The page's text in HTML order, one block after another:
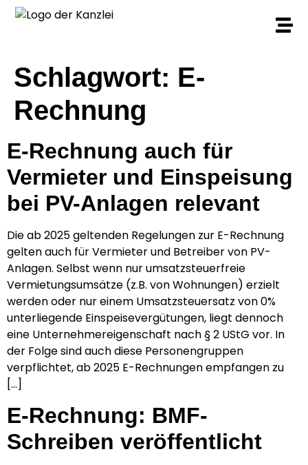
Schlagwort: E-
Rechnung
E-Rechnung auch für
Vermieter und Einspeisung
bei PV-Anlagen relevant
Die ab 2025 geltenden Regelungen zur E-Rechnung
gelten auch für Vermieter und Betreiber von PV-
Anlagen. Selbst wenn nur umsatzsteuerfreie
Vermietungsumsätze (z.B. von Wohnungen) erzielt
werden oder nur einem Umsatzsteuersatz von 0%
unterliegende Einspeisevergütungen, liegt dennoch
eine Unternehmereigenschaft nach § 2 UStG vor. In
der Folge sind auch diese Personengruppen
verpflichtet, ab 2025 E-Rechnungen empfangen zu
[…]
E-Rechnung: BMF-
Schreiben veröffentlicht